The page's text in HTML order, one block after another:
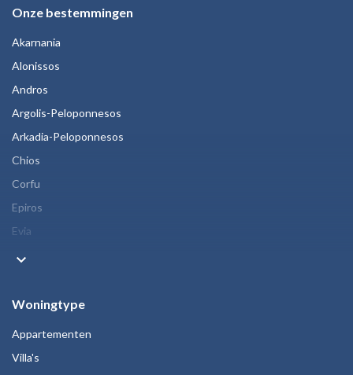
Onze bestemmingen
Akarnania
Alonissos
Andros
Argolis-Peloponnesos
Arkadia-Peloponnesos
Chios
Corfu
Epiros
Evia
keyboard_arrow_down
Woningtype
Appartementen
Villa's